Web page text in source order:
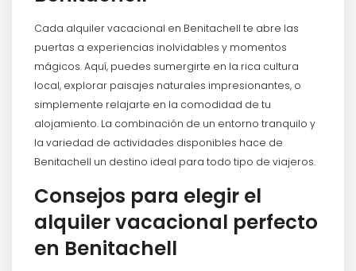
Cada alquiler vacacional en Benitachell te abre las
puertas a experiencias inolvidables y momentos
mágicos. Aquí, puedes sumergirte en la rica cultura
local, explorar paisajes naturales impresionantes, o
simplemente relajarte en la comodidad de tu
alojamiento. La combinación de un entorno tranquilo y
la variedad de actividades disponibles hace de
Benitachell un destino ideal para todo tipo de viajeros.
Consejos para elegir el
alquiler vacacional perfecto
en Benitachell